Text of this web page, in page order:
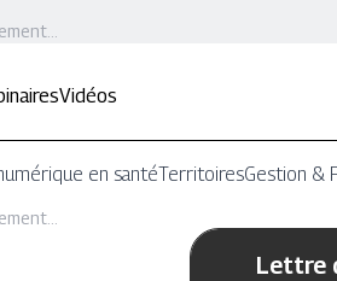
Vidéos
en santéTerritoiresGestion &
Lettre